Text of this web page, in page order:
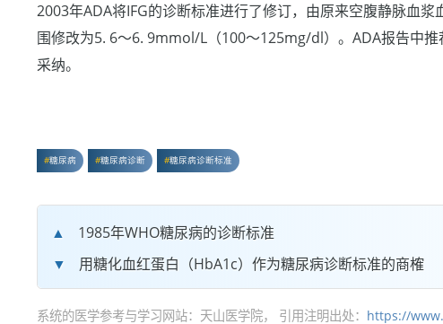
2003年ADA将IFG的诊断标准进行了修订，由原来空腹静脉血
围修改为5. 6～6. 9mmol/L（100～125mg/dl）。ADA报告中
采纳。
糖尿病 糖尿病诊断 糖尿病诊断标准
1985年WHO糖尿病的诊断标准
用糖化血红蛋白（HbA1c）作为糖尿病诊断标准的商榷
系统的医学参考与学习网站：天山医学院， 引用注明出处： https://